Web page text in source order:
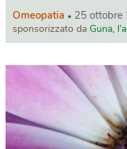
Omeopatia 25 ottobre
sponsorizzato da Guna,